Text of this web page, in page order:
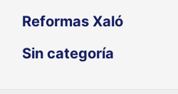
Reformas Xaló
Sin categoría